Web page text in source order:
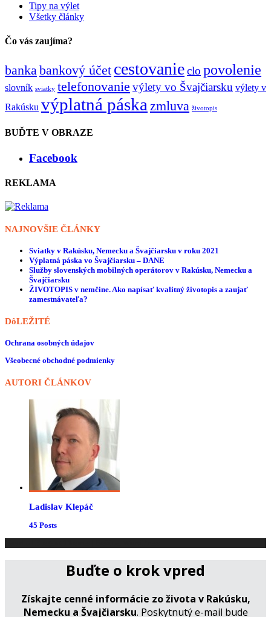
Tipy na výlet
Všetky články
Čo vás zaujíma?
bankabankový účet cestovanieclo povolenie
slovník sviatky telefonovanie výlety vo Švajčiarsku výlety v
Rakúsku výplatná páska zmluva životopis
BUĎTE V OBRAZE
Facebook
REKLAMA
NAJNOVŠIE ČLÁNKY
Sviatky v Rakúsku, Nemecku a Švajčiarsku v roku 2021
Výplatná páska vo Švajčiarsku – DANE
Služby slovenských mobilných operátorov v Rakúsku, Nemecku a
Švajčiarsku
ŽIVOTOPIS v nemčine. Ako napísať kvalitný životopis a zaujať
zamestnávateľa?
DôLEŽITÉ
Ochrana osobných údajov
Všeobecné obchodné podmienky
AUTORI ČLÁNKOV
Ladislav Klepáč
45 Posts
Buďte o krok vpred
Získajte cenné informácie zo života v Rakúsku,
Nemecku a Švajčiarsku. Poskytnutý e-mail bude